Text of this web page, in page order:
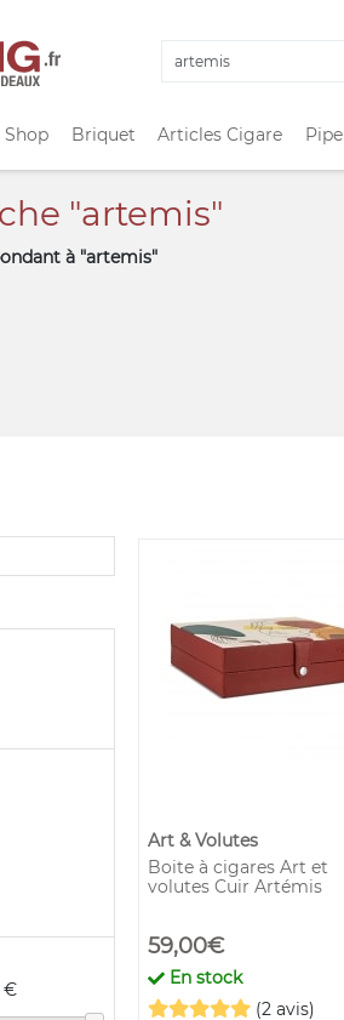
Shop Briquet Articles Cigare Pipe
"artemis"
à "artemis"
€
Art & Volutes
Boite à cigares Art et
volutes Cuir Artémis
59,00€
En stock
(2 avis)